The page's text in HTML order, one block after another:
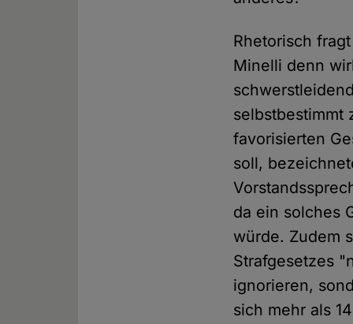
Rhetorisch
Minelli denn
selbstbestimmt
favorisierten
soll,
da ein solches
würde. Zudem
Strafgesetzes
ignorieren,
sich mehr als